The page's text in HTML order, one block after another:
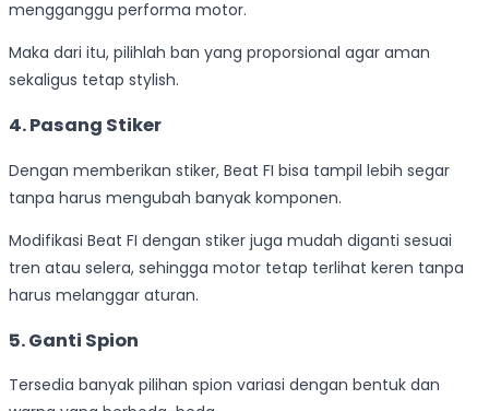
mengganggu performa motor.
Maka dari itu, pilihlah ban yang proporsional agar aman
sekaligus tetap stylish.
4. Pasang Stiker
Dengan memberikan stiker, Beat FI bisa tampil lebih segar
tanpa harus mengubah banyak komponen.
Modifikasi Beat FI dengan stiker juga mudah diganti sesuai
tren atau selera, sehingga motor tetap terlihat keren tanpa
harus melanggar aturan.
5. Ganti Spion
Tersedia banyak pilihan spion variasi dengan bentuk dan